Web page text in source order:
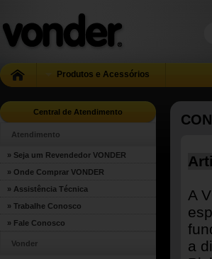
Produtos e Acessórios
Central de Atendimento
Atendimento
» Seja um Revendedor VONDER
» Onde Comprar VONDER
» Assistência Técnica
» Trabalhe Conosco
» Fale Conosco
Vonder
A
a